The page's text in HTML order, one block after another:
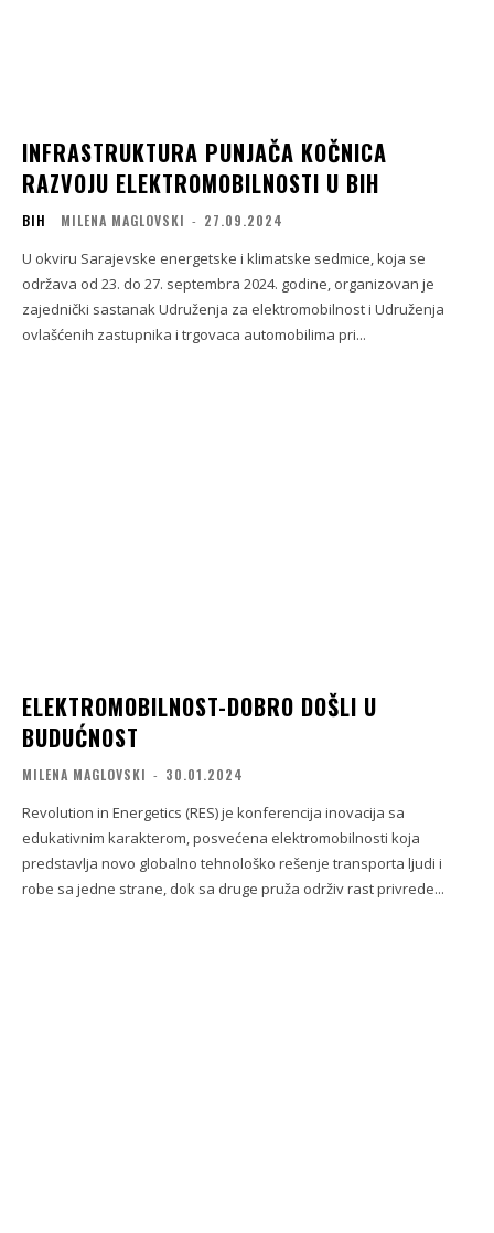
INFRASTRUKTURA PUNJAČA KOČNICA
RAZVOJU ELEKTROMOBILNOSTI U BIH
BIH MILENA MAGLOVSKI - 27.09.2024
U okviru Sarajevske energetske i klimatske sedmice, koja se
održava od 23. do 27. septembra 2024. godine, organizovan je
zajednički sastanak Udruženja za elektromobilnost i Udruženja
ovlašćenih zastupnika i trgovaca automobilima pri...
ELEKTROMOBILNOST-DOBRO DOŠLI U
BUDUĆNOST
MILENA MAGLOVSKI - 30.01.2024
Revolution in Energetics (RES) je konferencija inovacija sa
edukativnim karakterom, posvećena elektromobilnosti koja
predstavlja novo globalno tehnološko rešenje transporta ljudi i
robe sa jedne strane, dok sa druge pruža održiv rast privrede...